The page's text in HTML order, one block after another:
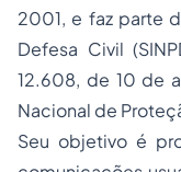
2001, e faz parte
Defesa Civil
12.608, de 10 de
Nacional de
Seu objetivo é